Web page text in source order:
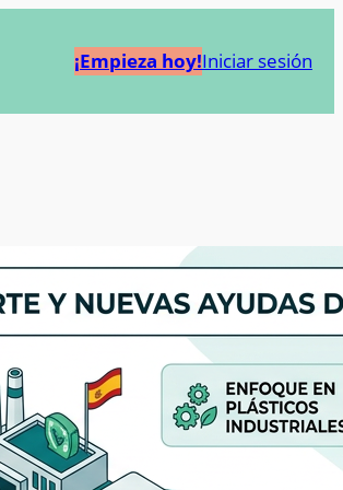
¡Empieza hoy!Iniciar sesión